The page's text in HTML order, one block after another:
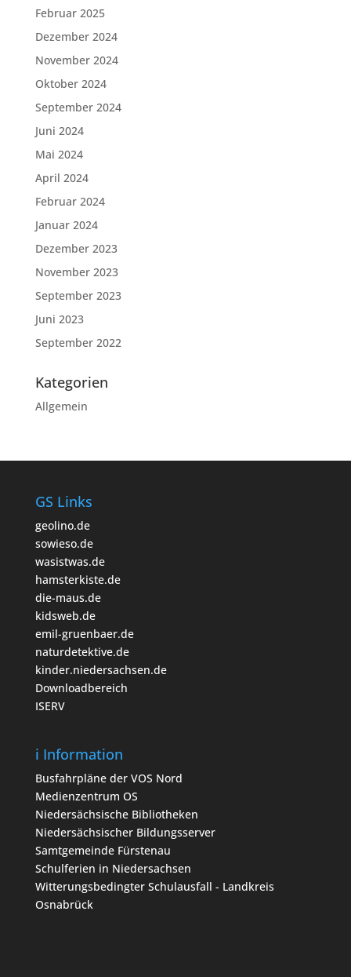
Februar 2025
Dezember 2024
November 2024
Oktober 2024
September 2024
Juni 2024
Mai 2024
April 2024
Februar 2024
Januar 2024
Dezember 2023
November 2023
September 2023
Juni 2023
September 2022
Kategorien
Allgemein
GS Links
geolino.de
sowieso.de
wasistwas.de
hamsterkiste.de
die-maus.de
kidsweb.de
emil-gruenbaer.de
naturdetektive.de
kinder.niedersachsen.de
Downloadbereich
ISERV
i Information
Busfahrpläne der VOS Nord
Medienzentrum OS
Niedersächsische Bibliotheken
Niedersächsischer Bildungsserver
Samtgemeinde Fürstenau
Schulferien in Niedersachsen
Witterungsbedingter Schulausfall - Landkreis
Osnabrück